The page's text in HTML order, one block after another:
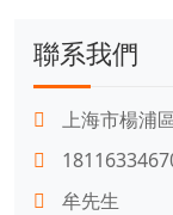
聯系我們
上海市楊浦
牟先生